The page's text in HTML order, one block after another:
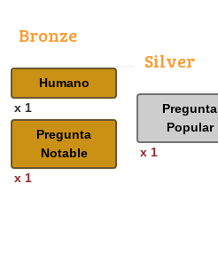
Bronze
Humano
x 1
Pregunta
Notable
x 1
Silver
Pregunta
Popular
x 1